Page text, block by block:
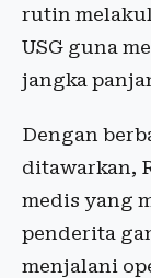
rutin
USG guna
jangka
Dengan
ditawarkan,
medis yang
penderita
menjalani